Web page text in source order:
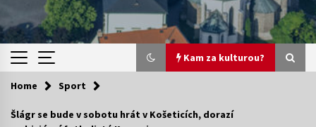
Kam za kulturou?
Kam za kulturou?
Home Sport
Šlágr se bude v sobotu hrát v Košeticích, dorazí